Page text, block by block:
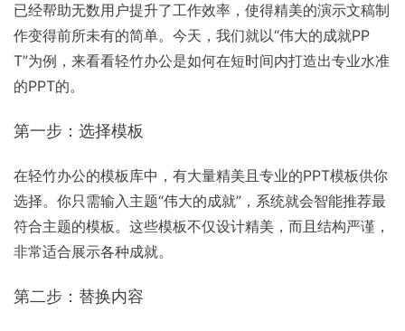
已经帮助无数用户提升了工作效率，使得精美的演示文稿制
作变得前所未有的简单。今天，我们就以“伟大的成就PP
T”为例，来看看轻竹办公是如何在短时间内打造出专业水准
的PPT的。
第一步：选择模板
在轻竹办公的模板库中，有大量精美且专业的PPT模板供你
选择。你只需输入主题“伟大的成就”，系统就会智能推荐最
符合主题的模板。这些模板不仅设计精美，而且结构严谨，
非常适合展示各种成就。
第二步：替换内容